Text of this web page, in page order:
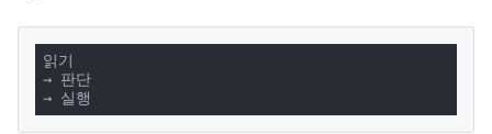
읽기
→ 판단
→ 실행